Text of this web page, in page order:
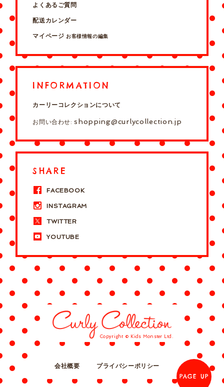
よくあるご質問
配送カレンダー
マイページ お客様情報の編集
INFORMATION
カーリーコレクションについて
お問い合わせ:shopping@curlycollection.jp
SHARE
FACEBOOK
INSTAGRAM
TWITTER
YOUTUBE
Copyright © Kids Monster Ltd.
会社概要
プライバシーポリシー
PAGE UP